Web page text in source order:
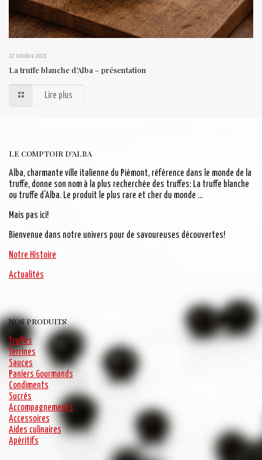
27 octobre 2023
La truffe blanche d’Alba – présentation
Lire plus
LE COMPTOIR D’ALBA
Alba, charmante ville italienne du Piémont, référence dans le monde de la
truffe, donne son nom à la plus recherchée des truffes: La truffe blanche
ou truffe d’Alba. Le produit le plus rare et cher du monde …
Mais pas ici!
Bienvenue dans notre univers pour de savoureuses découvertes!
Notre Histoire
Actualités
NOS PRODUITS
Truffes
Terrines
Sauces
Paniers Gourmands
Condiments
Sucrés
Accompagnements
Accessoires
Aides culinaires
Apéritifs